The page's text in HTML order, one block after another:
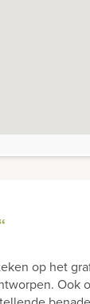
op het